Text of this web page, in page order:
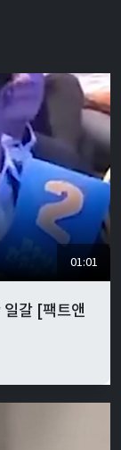
01:01
갈 [팩트앤